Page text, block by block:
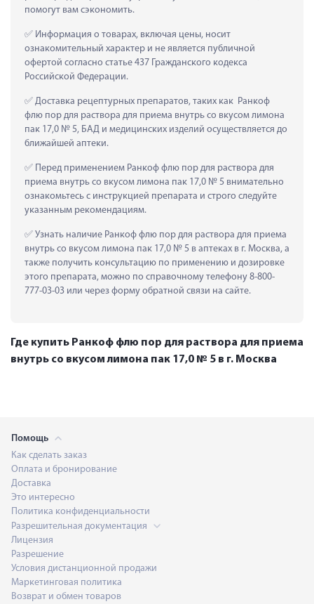
помогут вам сэкономить.
Информация о товарах, включая цены, носит
ознакомительный характер и не является публичной
офертой согласно статье 437 Гражданского кодекса
Российской Федерации.
Доставка рецептурных препаратов, таких как  Ранкоф
флю пор для раствора для приема внутрь со вкусом лимона
пак 17,0 № 5, БАД и медицинских изделий осуществляется до
ближайшей аптеки.
Перед применением Ранкоф флю пор для раствора для
приема внутрь со вкусом лимона пак 17,0 № 5 внимательно
ознакомьтесь с инструкцией препарата и строго следуйте
указанным рекомендациям.
Узнать наличие Ранкоф флю пор для раствора для приема
внутрь со вкусом лимона пак 17,0 № 5 в аптеках в г. Москва, а
также получить консультацию по применению и дозировке
этого препарата, можно по справочному телефону 8-800-
777-03-03 или через форму обратной связи на сайте.
Где купить Ранкоф флю пор для раствора для приема
внутрь со вкусом лимона пак 17,0 № 5 в г. Москва
Помощь
Как сделать заказ
Оплата и бронирование
Доставка
Это интересно
Политика конфиденциальности
Разрешительная документация
Лицензия
Разрешение
Условия дистанционной продажи
Маркетинговая политика
Возврат и обмен товаров